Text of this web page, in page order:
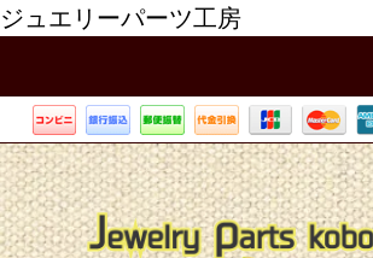
ジュエリーパーツ工房